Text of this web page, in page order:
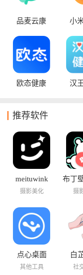
品麦云康 小
欧态健康 汉
推荐软件
meituwink
摄影美化
布丁
摄
点心桌面
其他工具
白
社